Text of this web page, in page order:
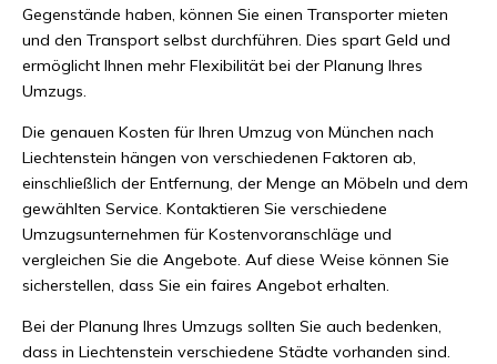
Gegenstände haben, können Sie einen Transporter mieten
und den Transport selbst durchführen. Dies spart Geld und
ermöglicht Ihnen mehr Flexibilität bei der Planung Ihres
Umzugs.
Die genauen Kosten für Ihren Umzug von München nach
Liechtenstein hängen von verschiedenen Faktoren ab,
einschließlich der Entfernung, der Menge an Möbeln und dem
gewählten Service. Kontaktieren Sie verschiedene
Umzugsunternehmen für Kostenvoranschläge und
vergleichen Sie die Angebote. Auf diese Weise können Sie
sicherstellen, dass Sie ein faires Angebot erhalten.
Bei der Planung Ihres Umzugs sollten Sie auch bedenken,
dass in Liechtenstein verschiedene Städte vorhanden sind.